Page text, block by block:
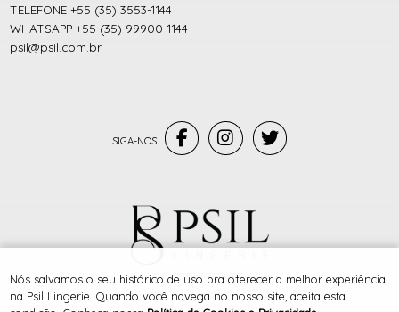
TELEFONE +55 (35) 3553-1144
WHATSAPP +55 (35) 99900-1144
psil@psil.com.br
® TODOS DIREITOS RESERVADOS
Nós salvamos o seu histórico de uso pra oferecer a melhor experiência
na Psil Lingerie. Quando você navega no nosso site, aceita esta